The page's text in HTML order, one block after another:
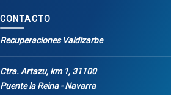
CONTACTO
Recuperaciones Valdizarbe
Ctra. Artazu, km 1, 31100
Puente la Reina - Navarra